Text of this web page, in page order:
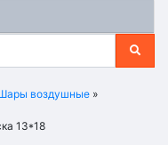
воздушные »
13*18